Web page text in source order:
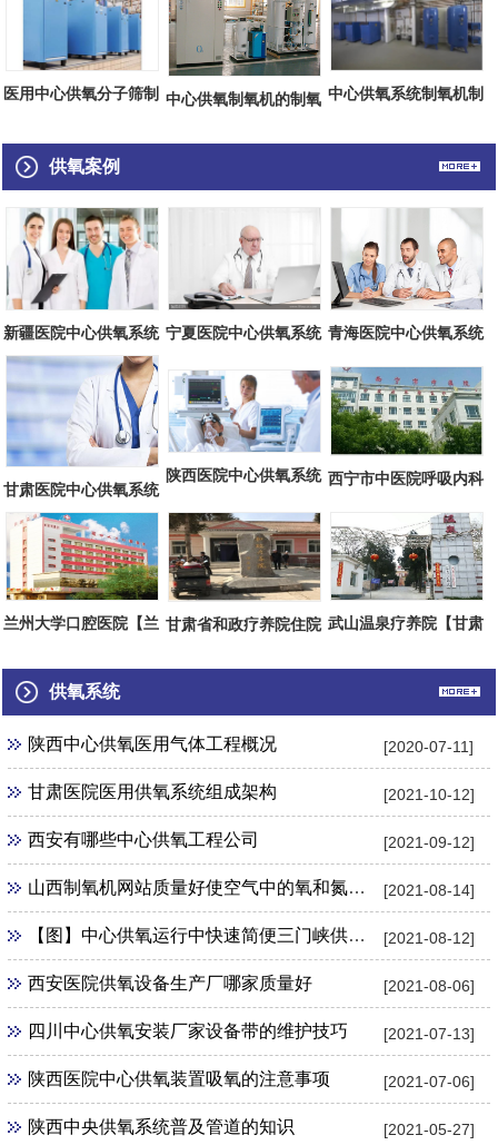
医用中心供氧分子筛制 中心供氧制氧机的制氧 中心供氧系统制氧机制
供氧案例
新疆医院中心供氧系统
施工方案（...
宁夏医院中心供氧系统 青海医院中心供氧系统
施工方案（...
甘肃医院中心供氧系统
施工方案（...
陕西医院中心供氧系统 西宁市中医院呼吸内科
中心供氧方...
兰州大学口腔医院【兰 甘肃省和政疗养院住院 武山温泉疗养院【甘肃
供氧系统
[2020-07-11]
陕西中心供氧医用气体工程概况
[2021-10-12]
甘肃医院医用供氧系统组成架构
[2021-09-12]
西安有哪些中心供氧工程公司
[2021-08-14]
山西制氧机网站质量好使空气中的氧和氮气得以分离
[2021-08-12]
【图】中心供氧运行中快速简便三门峡供氧机管理制度
[2021-08-06]
西安医院供氧设备生产厂哪家质量好
[2021-07-13]
四川中心供氧安装厂家设备带的维护技巧
[2021-07-06]
陕西医院中心供氧装置吸氧的注意事项
[2021-05-27]
陕西中央供氧系统普及管道的知识